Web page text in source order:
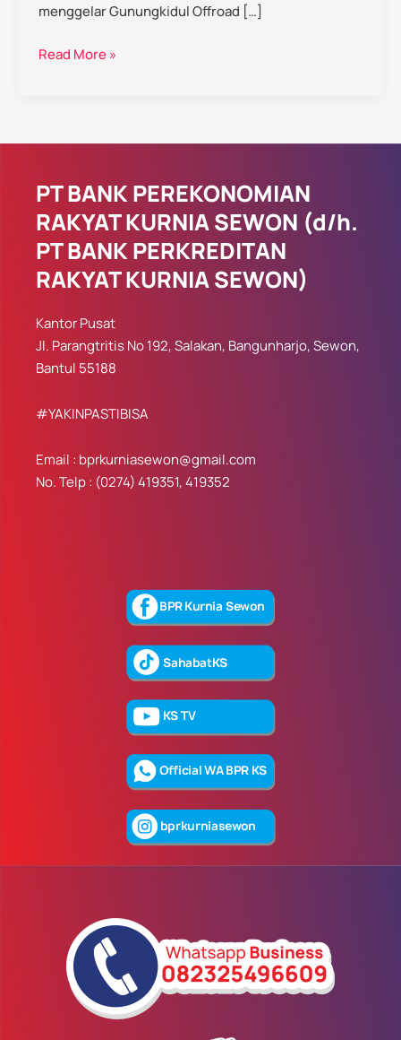
menggelar Gunungkidul Offroad […]
Read More »
PT BANK PEREKONOMIAN
RAKYAT KURNIA SEWON (d/h.
PT BANK PERKREDITAN
RAKYAT KURNIA SEWON)
Kantor Pusat
Jl. Parangtritis No 192, Salakan, Bangunharjo, Sewon,
Bantul 55188
#YAKINPASTIBISA
Email : bprkurniasewon@gmail.com
No. Telp : (0274) 419351, 419352